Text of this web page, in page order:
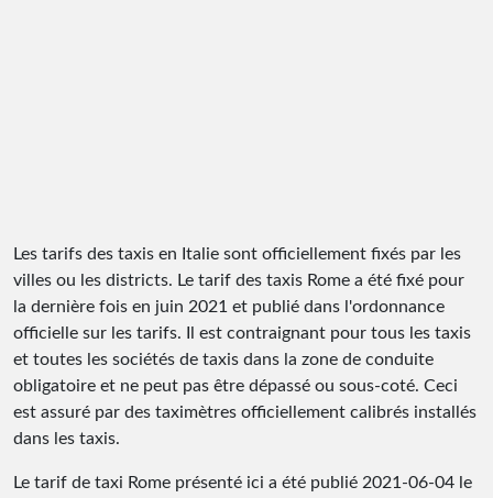
Les tarifs des taxis en Italie sont officiellement fixés par les
villes ou les districts. Le tarif des taxis Rome a été fixé pour
la dernière fois en juin 2021 et publié dans l'ordonnance
officielle sur les tarifs. Il est contraignant pour tous les taxis
et toutes les sociétés de taxis dans la zone de conduite
obligatoire et ne peut pas être dépassé ou sous-coté. Ceci
est assuré par des taximètres officiellement calibrés installés
dans les taxis.
Le tarif de taxi Rome présenté ici a été publié 2021-06-04 le